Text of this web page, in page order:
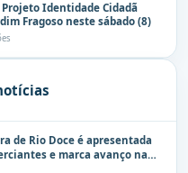
Projeto Identidade Cidadã
Fragoso neste sábado (8)
de Rio Doce é apresentada
e marca avanço na